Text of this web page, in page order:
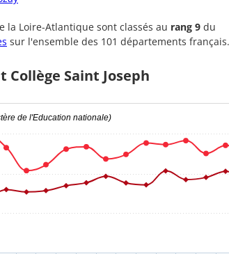
la Loire-Atlantique sont classés au rang 9 du
sur l'ensemble des 101 départements français.
Saint Joseph
de l'Education nationale)